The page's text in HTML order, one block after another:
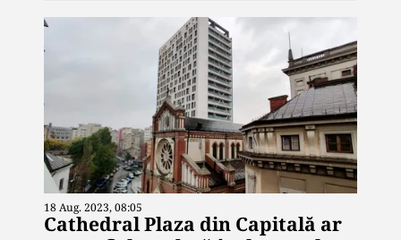
18 Aug. 2023, 08:05
Cathedral Plaza din Capitală ar